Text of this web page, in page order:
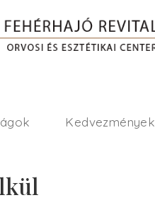
Kedvezmények